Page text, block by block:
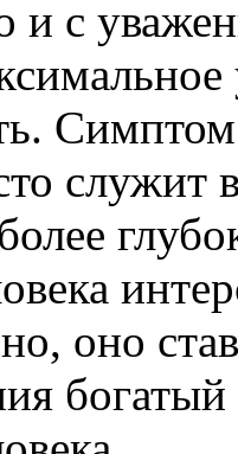
и с
служит
оно